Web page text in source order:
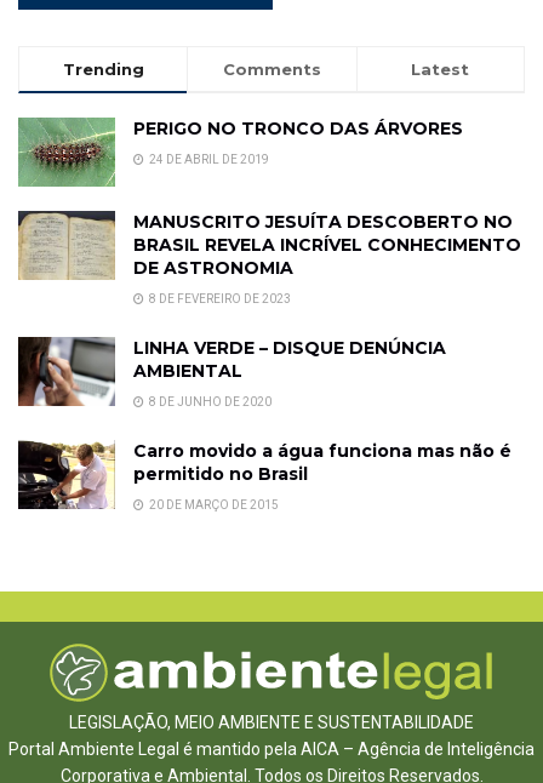
Trending Comments Latest
PERIGO NO TRONCO DAS ÁRVORES
24 DE ABRIL DE 2019
MANUSCRITO JESUÍTA DESCOBERTO NO
BRASIL REVELA INCRÍVEL CONHECIMENTO
DE ASTRONOMIA
8 DE FEVEREIRO DE 2023
LINHA VERDE – DISQUE DENÚNCIA
AMBIENTAL
8 DE JUNHO DE 2020
Carro movido a água funciona mas não é
permitido no Brasil
20 DE MARÇO DE 2015
LEGISLAÇÃO, MEIO AMBIENTE E SUSTENTABILIDADE
Portal Ambiente Legal é mantido pela AICA – Agência de Inteligência
Corporativa e Ambiental. Todos os Direitos Reservados.